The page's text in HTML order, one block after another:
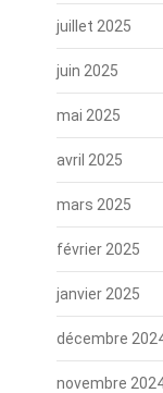
juillet 2025
juin 2025
mai 2025
avril 2025
mars 2025
février 2025
janvier 2025
décembre
novembre